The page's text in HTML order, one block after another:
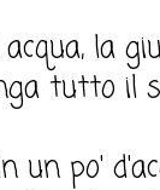
la
tutto il
un po'